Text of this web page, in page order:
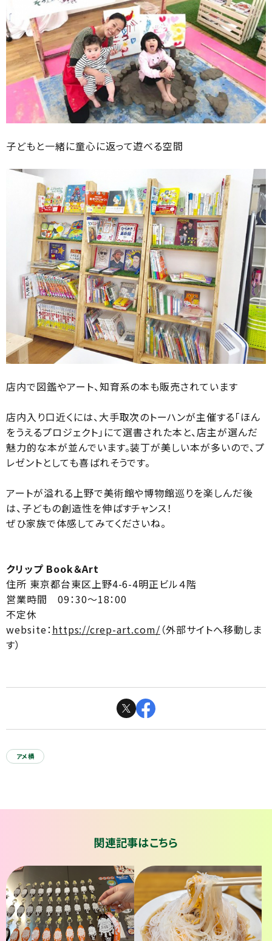
子どもと一緒に童心に返って遊べる空間
店内で図鑑やアート、知育系の本も販売されています
店内入り口近くには、大手取次のトーハンが主催する「ほん
をうえるプロジェクト」にて選書された本と、店主が選んだ
魅力的な本が並んでいます。装丁が美しい本が多いので、プ
レゼントとしても喜ばれそうです。
アートが溢れる上野で美術館や博物館巡りを楽しんだ後
は、子どもの創造性を伸ばすチャンス！
ぜひ家族で体感してみてくださいね。
クリップ Book＆Art
住所 東京都台東区上野4-6-4明正ビル４階
営業時間 09：30～18：00
不定休
website：https://crep-art.com/ （外部サイトへ移動しま
す）
アメ横
関連記事はこちら